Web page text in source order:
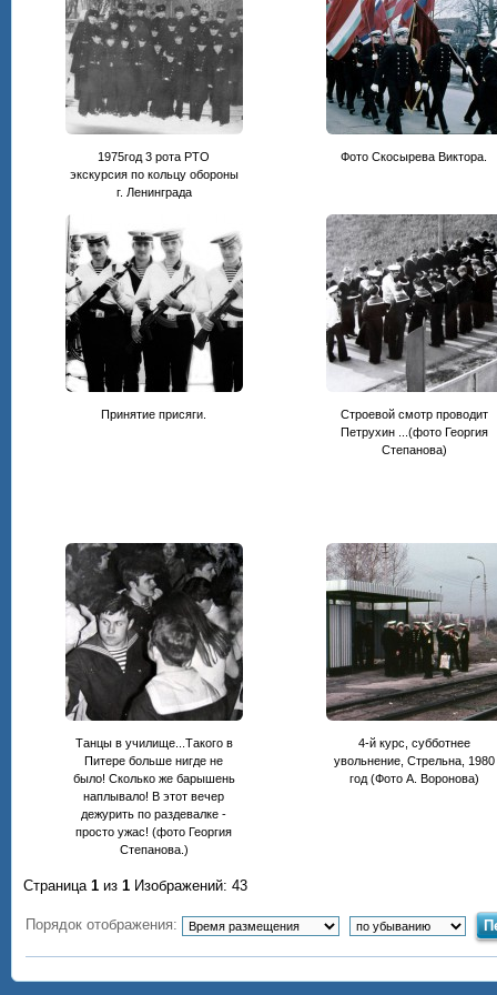
1975год 3 рота РТО
экскурсия по кольцу обороны
г. Ленинграда
Фото Скосырева Виктора.
Принятие присяги.
Строевой смотр проводит
Петрухин ...(фото Георгия
Степанова)
Танцы в училище...Такого в
Питере больше нигде не
было! Сколько же барышень
наплывало! В этот вечер
дежурить по раздевалке -
просто ужас! (фото Георгия
Степанова.)
4-й курс, субботнее
увольнение, Стрельна, 1980
год (Фото А. Воронова)
Страница 1 из 1 Изображений: 43
Порядок отображения: